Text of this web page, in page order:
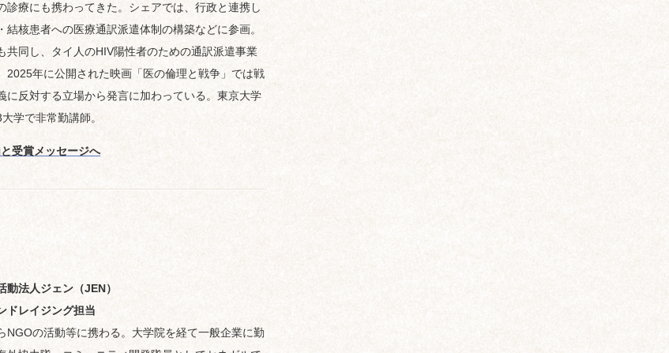
診療にも携わってきた。シェアでは、行政と連携し
結核患者への医療通訳派遣体制の構築などに参画。
共同し、タイ人のHIV陽性者のための通訳派遣事業
2025年に公開された映画「医の倫理と戦争」では戦
に反対する立場から発言に加わっている。東京大学
学で非常勤講師。
受賞メッセージへ
動法人ジェン（JEN）
ドレイジング担当
NGOの活動等に携わる。大学院を経て一般企業に勤